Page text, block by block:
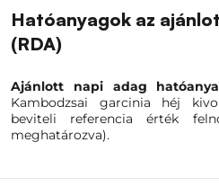
Hatóanyagok az
(RDA)
Ajánlott napi adag
Kambodzsai garcinia héj
beviteli referencia érték
meghatározva).